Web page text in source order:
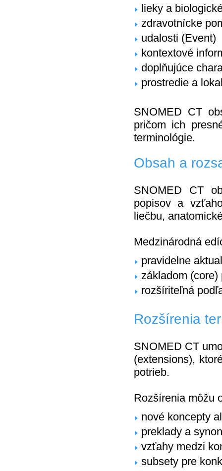
lieky a
zdravotnícke
udalosti (Event)
kontextové
doplňujúce
prostredie a
SNOMED CT
pričom ich
terminológie.
Obsah a
SNOMED CT
popisov a
liečbu,
Medzinárodná
pravidelne
základom
rozšíriteľná
Rozšírenia
SNOMED CT
(extensions),
potrieb.
Rozšírenia môžu
nové koncepty
preklady a
vzťahy medzi
subsety pre